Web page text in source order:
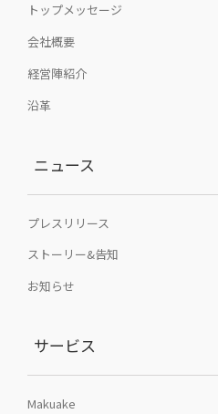
トップメッセージ
会社概要
経営陣紹介
沿革
ニュース
プレスリリース
ストーリー&告知
お知らせ
サービス
Makuake